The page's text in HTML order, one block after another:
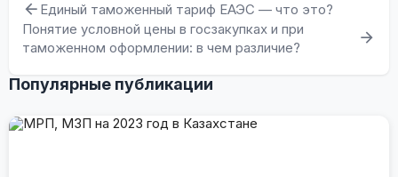
Единый таможенный тариф ЕАЭС — что это?
Понятие условной цены в госзакупках и при
таможенном оформлении: в чем различие?
Популярные публикации